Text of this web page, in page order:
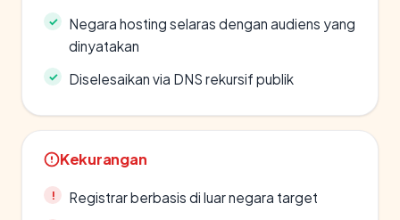
Negara hosting selaras dengan audiens yang
dinyatakan
Diselesaikan via DNS rekursif publik
Kekurangan
Registrar berbasis di luar negara target